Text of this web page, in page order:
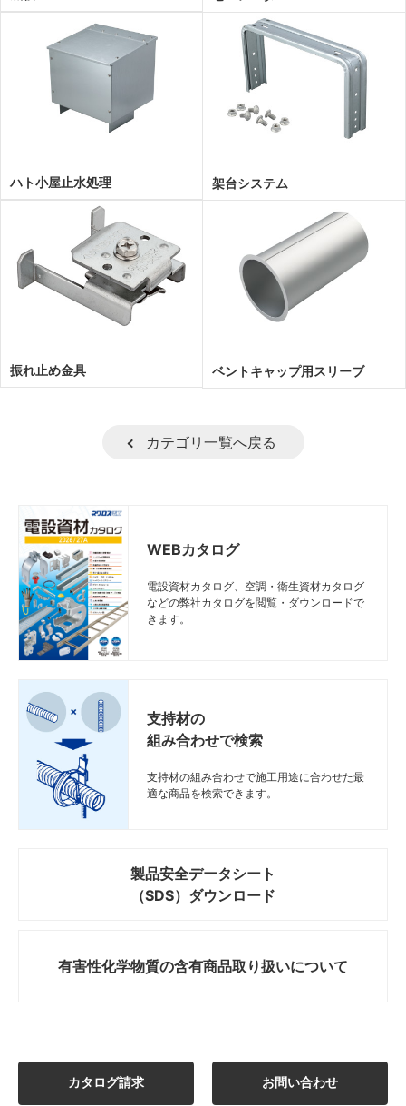
ハト小屋止水処理 架台システム
振れ止め金具 ベントキャップ用スリーブ
カテゴリ一覧へ戻る
WEBカタログ
電設資材カタログ、空調・衛生資材カタログ
などの弊社カタログを閲覧・ダウンロードで
きます。
支持材の
組み合わせで検索
支持材の組み合わせで施工用途に合わせた最
適な商品を検索できます。
製品安全データシート
（SDS）ダウンロード
有害性化学物質の含有商品取り扱いについて
カタログ請求 お問い合わせ